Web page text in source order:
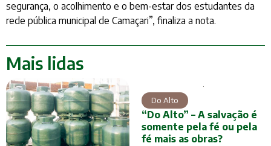
segurança, o acolhimento e o bem-estar dos estudantes da
rede pública municipal de Camaçari”, finaliza a nota.
Mais lidas
Do Alto
“Do Alto” – A salvação é
somente pela fé ou pela
fé mais as obras?